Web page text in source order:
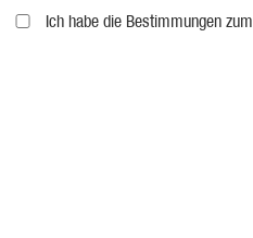
Ich habe die Bestimmungen zum